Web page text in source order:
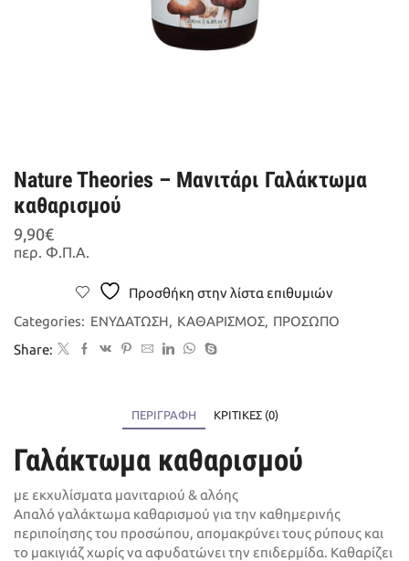
Nature Theories – Μανιτάρι Γαλάκτωμα
καθαρισμού
9,90€
περ. Φ.Π.Α.
Προσθήκη στην λίστα επιθυμιών
Categories: ΕΝΥΔΑΤΩΣΗ, ΚΑΘΑΡΙΣΜΟΣ, ΠΡΟΣΩΠΟ
Share:
ΠΕΡΙΓΡΑΦΉ ΚΡΙΤΙΚΈΣ (0)
Γαλάκτωμα καθαρισμού
με εκχυλίσματα μανιταριού & αλόης
Απαλό γαλάκτωμα καθαρισμού για την καθημερινής
περιποίησης του προσώπου, απομακρύνει τους ρύπους και
το μακιγιάζ χωρίς να αφυδατώνει την επιδερμίδα. Καθαρίζει